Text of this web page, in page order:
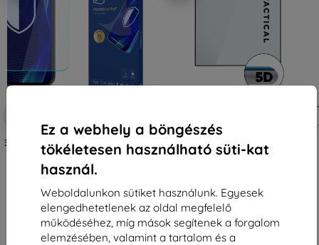
Ez a webhely a böngészés
tökéletesen használható süti-kat
használ.
Weboldalunkon sütiket használunk. Egyesek
elengedhetetlenek az oldal megfelelő
működéséhez, míg mások segítenek a forgalom
elemzésében, valamint a tartalom és a
3mk FlexibleGlass Pro hibrid üveg
Samsung Galaxy Z Fold 8 Ultra
készülékhez
9 990 Ft
8 991 Ft
Raktáron 5 darab
kuponnal
Tactical Glass Shield 5D Samsung
Galaxy Z Flip 8-hoz, fekete, külső,
3 230 Ft
Raktáron > 5 darab